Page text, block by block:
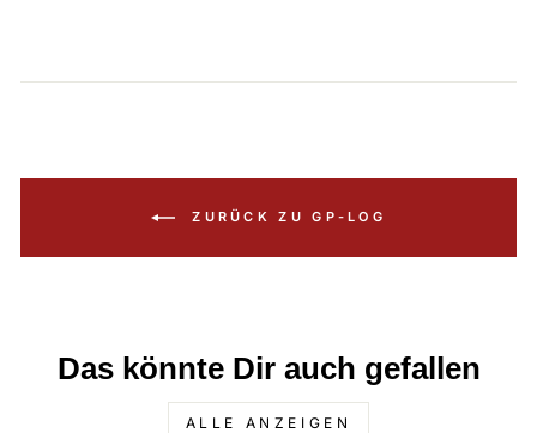
ZURÜCK ZU GP-LOG
Das könnte Dir auch gefallen
ALLE ANZEIGEN